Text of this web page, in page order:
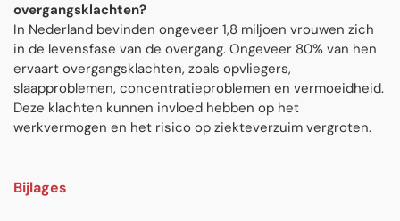
overgangsklachten?
In Nederland bevinden ongeveer 1,8 miljoen vrouwen zich
in de levensfase van de overgang. Ongeveer 80% van hen
ervaart overgangsklachten, zoals opvliegers,
slaapproblemen, concentratieproblemen en vermoeidheid.
Deze klachten kunnen invloed hebben op het
werkvermogen en het risico op ziekteverzuim vergroten.
Bijlages